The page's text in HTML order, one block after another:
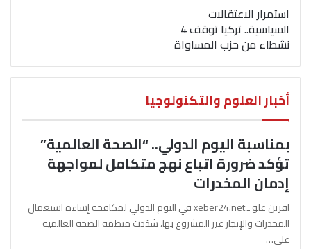
استمرار الاعتقالات
السياسية.. تركيا توقف 4
نشطاء من حزب المساواة
أخبار العلوم والتكنولوجيا
بمناسبة اليوم الدولي.. “الصحة العالمية”
تؤكد ضرورة اتباع نهج متكامل لمواجهة
إدمان المخدرات
آفرين علو ـ xeber24.net في اليوم الدولي لمكافحة إساءة استعمال
المخدرات والإتجار غير المشروع بها، شدّدت منظمة الصحة العالمية
على…